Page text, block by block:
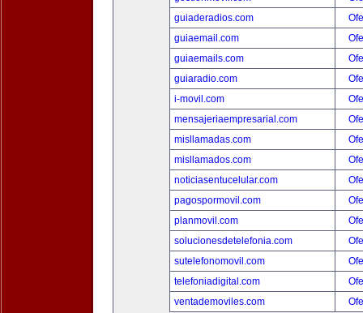
guiaderadios.com
guiaemail.com
guiaemails.com
guiaradio.com
i-movil.com
mensajeriaempresarial.com
misllamadas.com
misllamados.com
noticiasentucelular.com
pagospormovil.com
planmovil.com
solucionesdetelefonia.com
sutelefonomovil.com
telefoniadigital.com
ventademoviles.com